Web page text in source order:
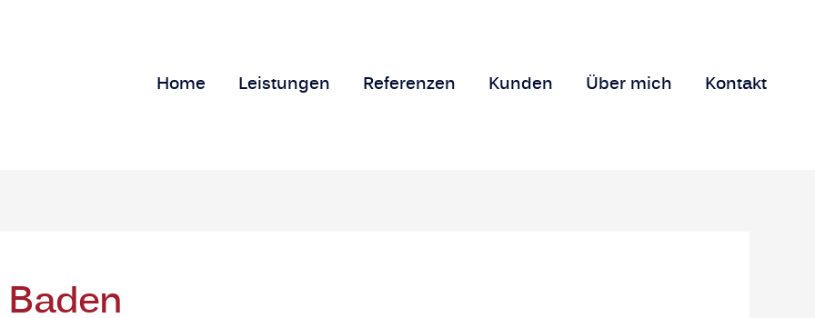
Home Leistungen Referenzen Kunden Über mich Kontakt